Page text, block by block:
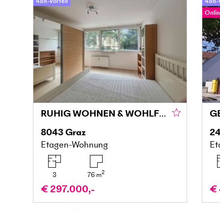
RUHIG WOHNEN & WOHLFÜHLEN MIT BALKON IN DER MARIATROSTERSTRASSE
8043Graz
Etagen-Wohnung
3 76 m2
€ 297.000,- €